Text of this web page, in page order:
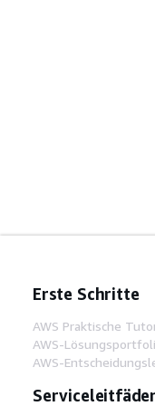
Erste Schritte
AWS Praktische
AWS-
AWS-